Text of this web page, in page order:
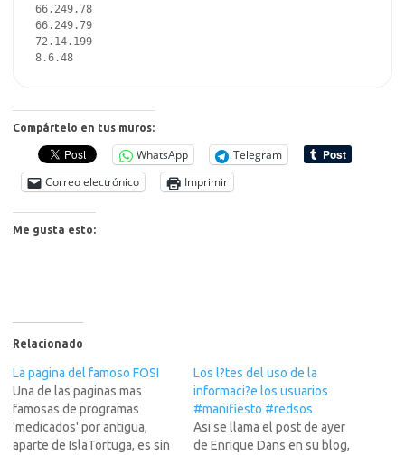
66.249.78
66.249.79
72.14.199
8.6.48
Compártelo en tus muros:
WhatsApp
Telegram
Correo electrónico
Imprimir
Me gusta esto:
Relacionado
La pagina del famoso FOSI
Una de las paginas mas
famosas de programas
'medicados' por antigua,
aparte de IslaTortuga, es sin
Los l?tes del uso de la
informaci?e los usuarios
#manifiesto #redsos
Asi se llama el post de ayer
de Enrique Dans en su blog,